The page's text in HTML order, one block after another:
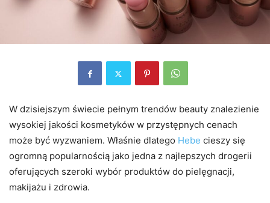
W dzisiejszym świecie pełnym trendów beauty znalezienie
wysokiej jakości kosmetyków w przystępnych cenach
może być wyzwaniem. Właśnie dlatego Hebe cieszy się
ogromną popularnością jako jedna z najlepszych drogerii
oferujących szeroki wybór produktów do pielęgnacji,
makijażu i zdrowia.